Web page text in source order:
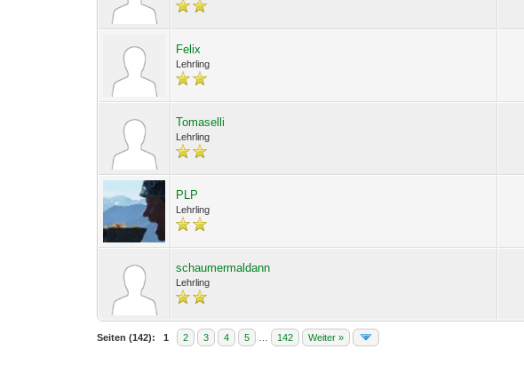
Felix
Lehrling
Tomaselli
Lehrling
PLP
Lehrling
schaumermaldann
Lehrling
Seiten (142): 1 2 3 4 5 142 Weiter »